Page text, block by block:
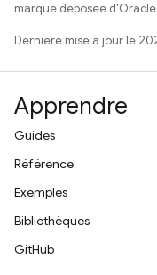
marque déposée
Dernière mise à jour le
Apprendre
Guides
Référence
Exemples
Bibliothèques
GitHub